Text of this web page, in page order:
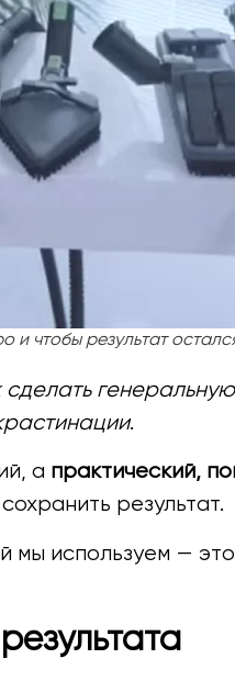
и чтобы результат
сделать
.
а практический,
результат.
мы используем —